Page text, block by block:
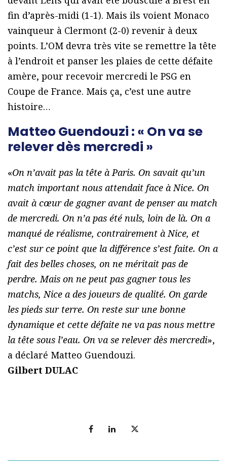
fin d’après-midi (1-1). Mais ils voient Monaco
vainqueur à Clermont (2-0) revenir à deux
points. L’OM devra très vite se remettre la tête
à l’endroit et panser les plaies de cette défaite
amère, pour recevoir mercredi le PSG en
Coupe de France. Mais ça, c’est une autre
histoire…
Matteo Guendouzi : « On va se
relever dès mercredi »
«On n’avait pas la tête à Paris. On savait qu’un
match important nous attendait face à Nice. On
avait à cœur de gagner avant de penser au match
de mercredi. On n’a pas été nuls, loin de là. On a
manqué de réalisme, contrairement à Nice, et
c’est sur ce point que la différence s’est faite. On a
fait des belles choses, on ne méritait pas de
perdre. Mais on ne peut pas gagner tous les
matchs, Nice a des joueurs de qualité. On garde
les pieds sur terre. On reste sur une bonne
dynamique et cette défaite ne va pas nous mettre
la tête sous l’eau. On va se relever dès mercredi»,
a déclaré Matteo Guendouzi.
Gilbert DULAC